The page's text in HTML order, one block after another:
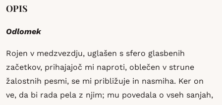
OPIS
Odlomek
Rojen v medzvezdju, uglašen s sfero glasbenih
začetkov, prihajajoč mi naproti, oblečen v strune
žalostnih pesmi, se mi približuje in nasmiha. Ker on
ve, da bi rada pela z njim; mu povedala o vseh sanjah,